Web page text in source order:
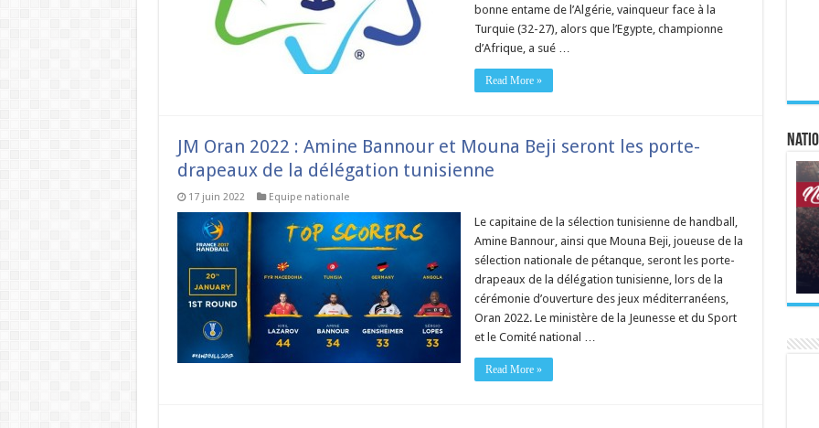
bonne entame de l’Algérie, vainqueur face à la
Turquie (32-27), alors que l’Egypte, championne
d’Afrique, a sué …
Read More »
JM Oran 2022 : Amine Bannour et Mouna Beji seront les porte-
drapeaux de la délégation tunisienne
17 juin 2022 Equipe nationale
Le capitaine de la sélection tunisienne de handball,
Amine Bannour, ainsi que Mouna Beji, joueuse de la
sélection nationale de pétanque, seront les porte-
drapeaux de la délégation tunisienne, lors de la
cérémonie d’ouverture des jeux méditerranéens,
Oran 2022. Le ministère de la Jeunesse et du Sport
et le Comité national …
Read More »